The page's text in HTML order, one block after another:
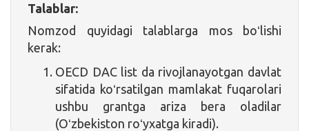
Talablar:
Nomzod quyidagi talablarga mos boʻlishi
kerak:
OECD DAC list da rivojlanayotgan davlat
sifatida koʻrsatilgan mamlakat fuqarolari
ushbu grantga ariza bera oladilar
(Oʻzbekiston roʻyxatga kiradi).